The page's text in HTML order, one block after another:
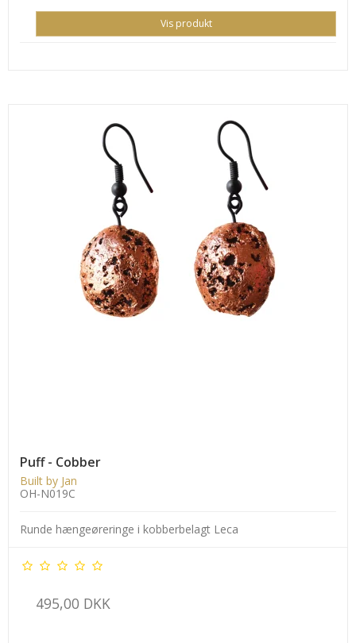
Vis produkt
Puff - Cobber
Built by Jan
OH-N019C
Runde hængeøreringe i kobberbelagt Leca
495,00 DKK